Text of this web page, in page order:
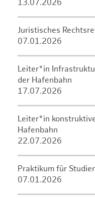
13.07.2026
Juristisches
07.01.2026
Leiter*in
der Hafenbahn
17.07.2026
Leiter*in
Hafenbahn
22.07.2026
Praktikum für
07.01.2026